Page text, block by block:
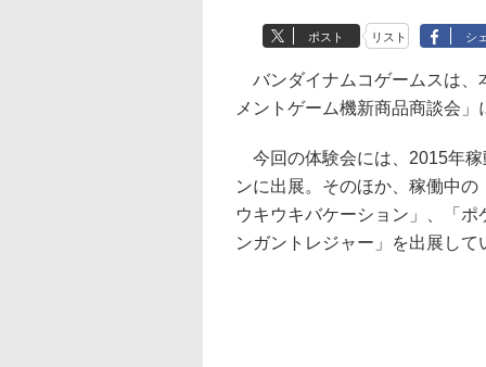
ポスト リスト シ
バンダイナムコゲームスは、
メントゲーム機新商品商談会
今回の体験会には、2015年稼
ンに出展。そのほか、稼働中
ウキウキバケーション」、「
ンガントレジャー」を出展して